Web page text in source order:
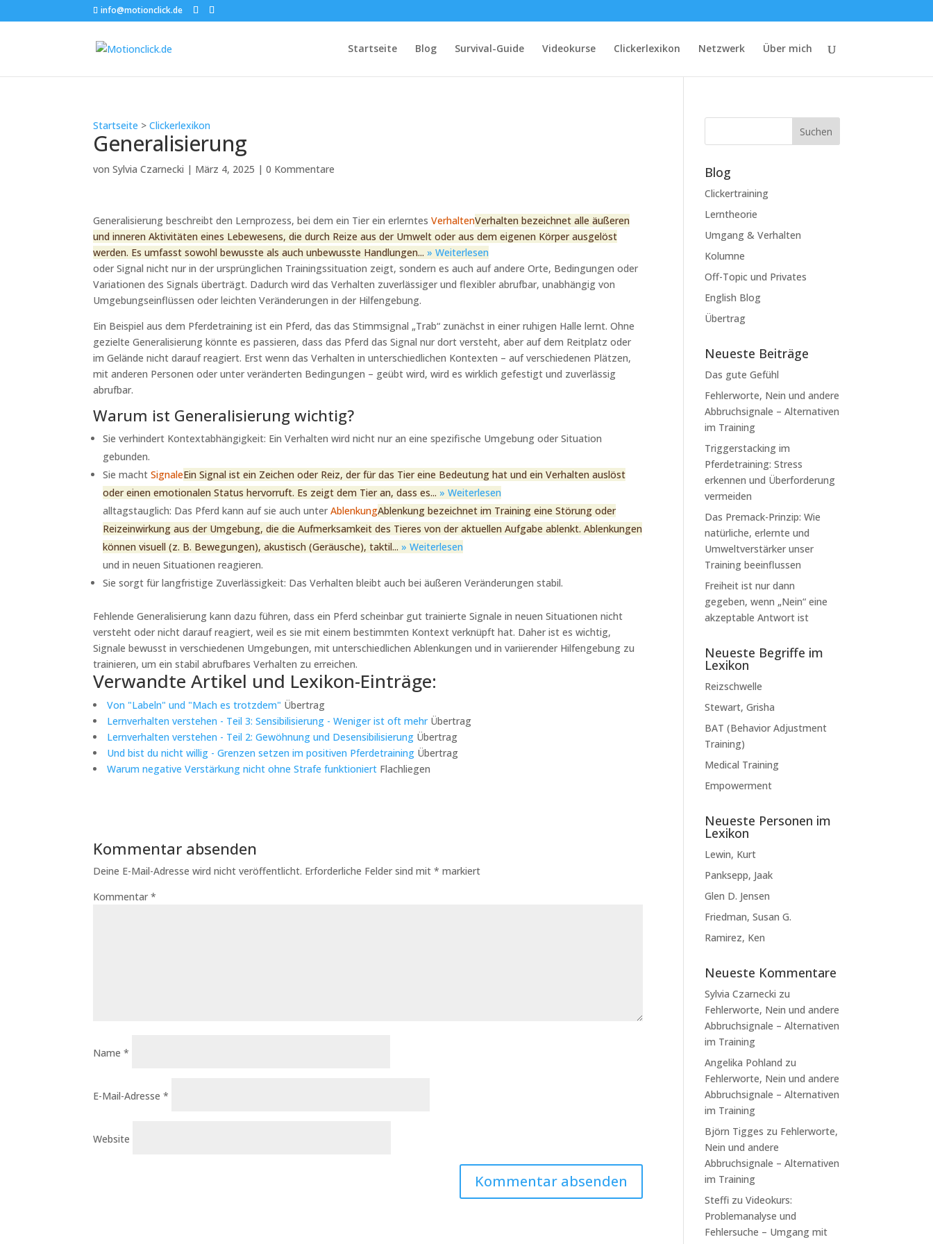
info@motionclick.de
Startseite Blog Survival-Guide Videokurse Clickerlexikon Netzwerk Über mich
Startseite >Clickerlexikon
Generalisierung
vonSylvia Czarnecki | März 4, 2025 |0 Kommentare
Generalisierung beschreibt den Lernprozess, bei dem ein Tier ein erlerntesVerhaltenVerhalten bezeichnet alle äußeren
und inneren Aktivitäten eines Lebewesens, die durch Reize aus der Umwelt oder aus dem eigenen Körper ausgelöst
werden. Es umfasst sowohl bewusste als auch unbewusste Handlungen...» Weiterlesen
oder Signal nicht nur in der ursprünglichen Trainingssituation zeigt, sondern es auch auf andere Orte, Bedingungen oder
Variationen des Signals überträgt. Dadurch wird das Verhalten zuverlässiger und flexibler abrufbar, unabhängig von
Umgebungseinflüssen oder leichten Veränderungen in der Hilfengebung.
Ein Beispiel aus dem Pferdetraining ist ein Pferd, das das Stimmsignal „Trab“ zunächst in einer ruhigen Halle lernt. Ohne
gezielte Generalisierung könnte es passieren, dass das Pferd das Signal nur dort versteht, aber auf dem Reitplatz oder
im Gelände nicht darauf reagiert. Erst wenn das Verhalten in unterschiedlichen Kontexten – auf verschiedenen Plätzen,
mit anderen Personen oder unter veränderten Bedingungen – geübt wird, wird es wirklich gefestigt und zuverlässig
abrufbar.
Warum ist Generalisierung wichtig?
Sie verhindert Kontextabhängigkeit: Ein Verhalten wird nicht nur an eine spezifische Umgebung oder Situation
gebunden.
Sie machtSignaleEin Signal ist ein Zeichen oder Reiz, der für das Tier eine Bedeutung hat und ein Verhalten auslöst
oder einen emotionalen Status hervorruft. Es zeigt dem Tier an, dass es...» Weiterlesen
alltagstauglich: Das Pferd kann auf sie auch unterAblenkungAblenkung bezeichnet im Training eine Störung oder
Reizeinwirkung aus der Umgebung, die die Aufmerksamkeit des Tieres von der aktuellen Aufgabe ablenkt. Ablenkungen
können visuell (z. B. Bewegungen), akustisch (Geräusche), taktil...» Weiterlesen
und in neuen Situationen reagieren.
Sie sorgt für langfristige Zuverlässigkeit: Das Verhalten bleibt auch bei äußeren Veränderungen stabil.
Fehlende Generalisierung kann dazu führen, dass ein Pferd scheinbar gut trainierte Signale in neuen Situationen nicht
versteht oder nicht darauf reagiert, weil es sie mit einem bestimmten Kontext verknüpft hat. Daher ist es wichtig,
Signale bewusst in verschiedenen Umgebungen, mit unterschiedlichen Ablenkungen und in variierender Hilfengebung zu
trainieren, um ein stabil abrufbares Verhalten zu erreichen.
Verwandte Artikel und Lexikon-Einträge:
Von "Labeln" und "Mach es trotzdem" Übertrag
Lernverhalten verstehen - Teil 3: Sensibilisierung - Weniger ist oft mehrÜbertrag
Lernverhalten verstehen - Teil 2: Gewöhnung und Desensibilisierung Übertrag
Und bist du nicht willig - Grenzen setzen im positiven Pferdetraining Übertrag
Warum negative Verstärkung nicht ohne Strafe funktioniert Flachliegen
Kommentar absenden
Deine E-Mail-Adresse wird nicht veröffentlicht. Erforderliche Felder sind mit* markiert
Kommentar*
Name*
E-Mail-Adresse*
Website
Suchen
Blog
Clickertraining
Lerntheorie
Umgang & Verhalten
Kolumne
Off-Topic und Privates
English Blog
Übertrag
Neueste Beiträge
Das gute Gefühl
Fehlerworte, Nein und andere
Abbruchsignale – Alternativen
im Training
Triggerstacking im
Pferdetraining: Stress
erkennen und Überforderung
vermeiden
Das Premack-Prinzip: Wie
natürliche, erlernte und
Umweltverstärker unser
Training beeinflussen
Freiheit ist nur dann
gegeben, wenn „Nein“ eine
akzeptable Antwort ist
Neueste Begriffe im
Lexikon
Reizschwelle
Stewart, Grisha
BAT (Behavior Adjustment
Training)
Medical Training
Empowerment
Neueste Personen im
Lexikon
Lewin, Kurt
Panksepp, Jaak
Glen D. Jensen
Friedman, Susan G.
Ramirez, Ken
Neueste Kommentare
Sylvia Czarnecki zu
Fehlerworte, Nein und andere
Abbruchsignale – Alternativen
im Training
Angelika Pohland zu
Fehlerworte, Nein und andere
Abbruchsignale – Alternativen
im Training
Björn Tigges zu Fehlerworte,
Nein und andere
Abbruchsignale – Alternativen
im Training
Steffi zuVideokurs:
Problemanalyse und
Fehlersuche – Umgang mit